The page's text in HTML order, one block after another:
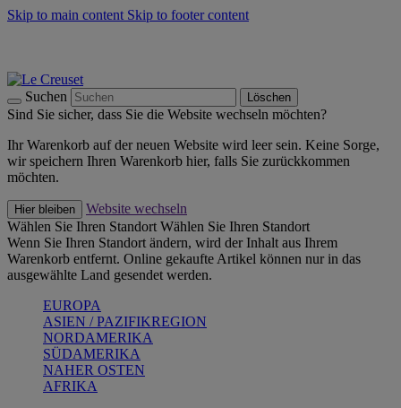
Skip to main content Skip to footer content
Suchen Löschen
Sind Sie sicher, dass Sie die Website wechseln möchten?
Ihr Warenkorb auf der neuen Website wird leer sein. Keine Sorge,
wir speichern Ihren Warenkorb hier, falls Sie zurückkommen
möchten.
Hier bleiben
Website wechseln
Wählen Sie Ihren Standort Wählen Sie Ihren Standort
Wenn Sie Ihren Standort ändern, wird der Inhalt aus Ihrem
Warenkorb entfernt. Online gekaufte Artikel können nur in das
ausgewählte Land gesendet werden.
EUROPA
ASIEN / PAZIFIKREGION
NORDAMERIKA
SÜDAMERIKA
NAHER OSTEN
AFRIKA